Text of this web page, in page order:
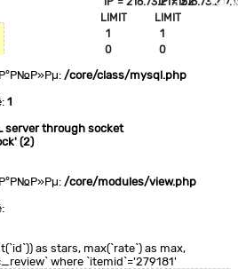
LIMIT
1
0
LIMIT
1
0
/core/class/mysql.php
1
server through socket
(2)
/core/modules/view.php
as stars, max(`rate`) as max,
where `itemid`='279181'